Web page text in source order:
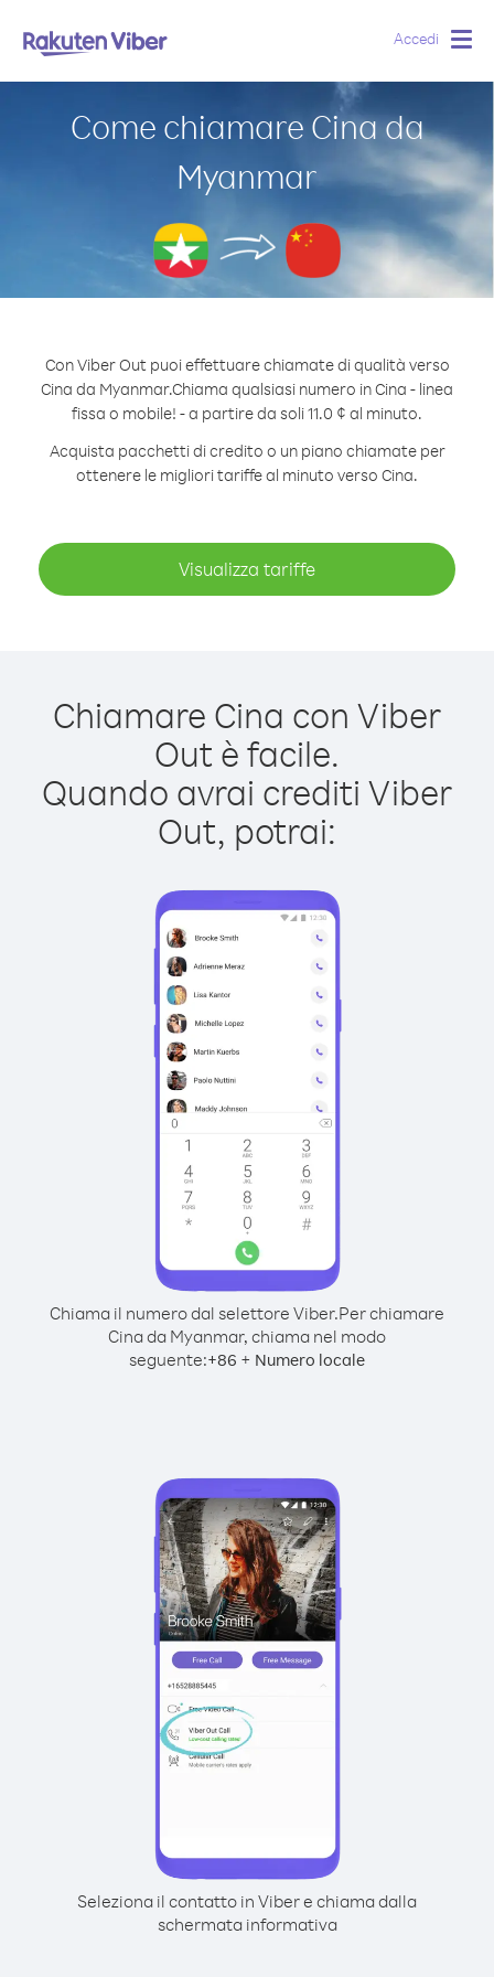
Accedi
Come chiamare Cina da
Myanmar
Con Viber Out puoi effettuare chiamate di qualità verso
Cina da Myanmar.Chiama qualsiasi numero in Cina - linea
fissa o mobile! - a partire da soli 11.0 ¢ al minuto.
Acquista pacchetti di credito o un piano chiamate per
ottenere le migliori tariffe al minuto verso Cina.
Visualizza tariffe
Chiamare Cina con Viber
Out è facile.
Quando avrai crediti Viber
Out, potrai:
Chiama il numero dal selettore Viber.Per chiamare
Cina da Myanmar, chiama nel modo
seguente:+86 + Numero locale
Seleziona il contatto in Viber e chiama dalla
schermata informativa